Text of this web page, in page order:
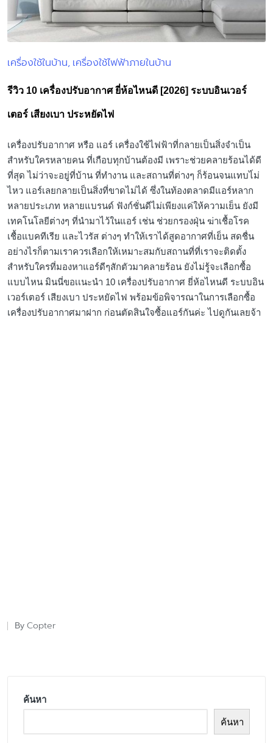
Posted
เครื่องใช้ในบ้าน เครื่องใช้ไฟฟ้าภายในบ้าน
รีวิว 10 เครื่องปรับอากาศ ยี่ห้อไหนดี [2026] ระบบอินเวอร์
เตอร์ เสียงเบา ประหยัดไฟ
เครื่องปรับอากาศ หรือ แอร์ เครื่องใช้ไฟฟ้าที่กลายเป็นสิ่งจำเป็น
สำหรับใครหลายคน ที่เกือบทุกบ้านต้องมี เพราะช่วยคลายร้อนได้ดี
ที่สุด ไม่ว่าจะอยู่ที่บ้าน ที่ทำงาน และสถานที่ต่างๆ ก็ร้อนจนแทบไ่ม่
ไหว แอร์เลยกลายเป็นสิ่งที่ขาดไม่ได้ ซึ่งในท้องตลาดมีแอร์หลาก
หลายประเภท หลายแบรนด์ ฟังก์ชั่นดีไม่เพียงแค่ให้ความเย็น ยังมี
เทคโนโลยีต่างๆ ที่นำมาไว้ในแอร์ เช่น ช่วยกรองฝุ่น ฆ่าเชื้อโรค
เชื้อแบคทีเรีย และไวรัส ต่างๆ ทำให้เราได้สูดอากาศที่เย็น สดชื่น
อย่างไรก็ตามเราควรเลือกให้เหมาะสมกับสถานที่ที่เราจะติดตั้ง
สำหรับใครที่มองหาแอร์ดีๆสักตัวมาคลายร้อน ยังไม่รู้จะเลือกซื้อ
แบบไหน มินนี่ขอเเนะนำ 10 เครื่องปรับอากาศ ยี่ห้อไหนดี ระบบอิน
เวอร์เตอร์ เสียงเบา ประหยัดไฟ พร้อมข้อพิจารณาในการเลือกซื้อ
เครื่องปรับอากาศมาฝาก ก่อนตัดสินใจซื้อแอร์กันค่ะ ไปดูกันเลยจ้า
Posted
By Copter
ค้นหา
ค้นหา